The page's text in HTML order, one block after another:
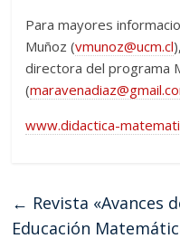
Para mayores
Muñoz (vmunoz@ucm.cl
directora del programa
(
www.didactica-
← Revista «Avances
Educación